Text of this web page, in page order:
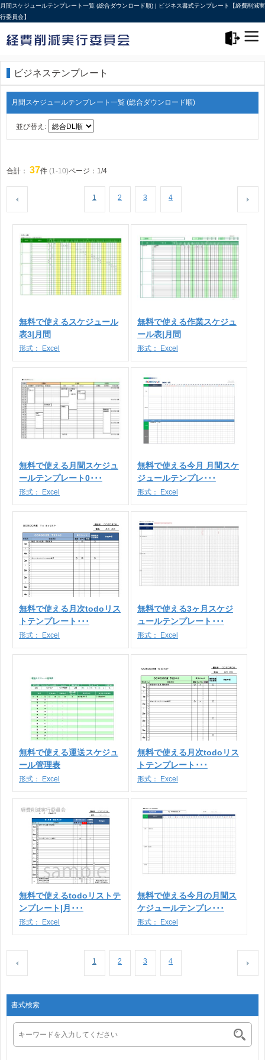
月間スケジュールテンプレート一覧 (総合ダウンロード順) | ビジネス書式テンプレート【経費削減実
行委員会】
ビジネステンプレート
月間スケジュールテンプレート一覧 (総合ダウンロード順)
並び替え:
合計： 37件 (1-10)ページ：1/4
1 2 3 4
無料で使えるスケジュール
表3|月間
形式： Excel
無料で使える作業スケジュ
ール表|月間
形式： Excel
無料で使える月間スケジュ
ールテンプレート0･･･
形式： Excel
無料で使える今月 月間スケ
ジュールテンプレ･･･
形式： Excel
無料で使える月次todoリス
トテンプレート･･･
形式： Excel
無料で使える3ヶ月スケジ
ュールテンプレート･･･
形式： Excel
無料で使える運送スケジュ
ール管理表
形式： Excel
無料で使える月次todoリス
トテンプレート･･･
形式： Excel
無料で使えるtodoリストテ
ンプレート|月･･･
形式： Excel
無料で使える今月の月間ス
ケジュールテンプレ･･･
形式： Excel
1 2 3 4
書式検索